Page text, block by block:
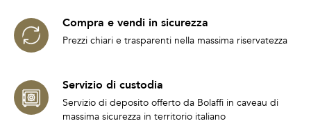
Compra e vendi in sicurezza
Prezzi chiari e trasparenti nella massima riservatezza
Servizio di custodia
Servizio di deposito offerto da Bolaffi in caveau di
massima sicurezza in territorio italiano